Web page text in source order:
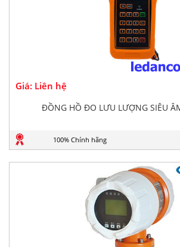
Giá: Liên hệ
ĐỒNG HỒ ĐO LƯU LƯỢNG SIÊU
100% Chính hãng